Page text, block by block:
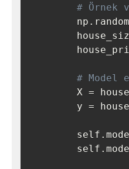
# Örnek
        np
. random
# Model
        X
=
        y
=
        self
.
        self
.